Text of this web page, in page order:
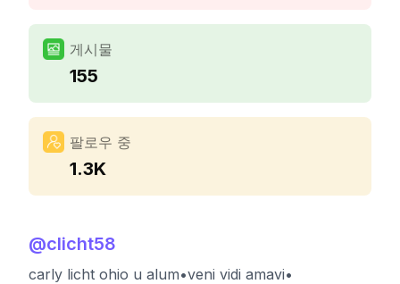
게시물
155
팔로우 중
1.3K
@clicht58
carly licht ohio u alum•veni vidi amavi•